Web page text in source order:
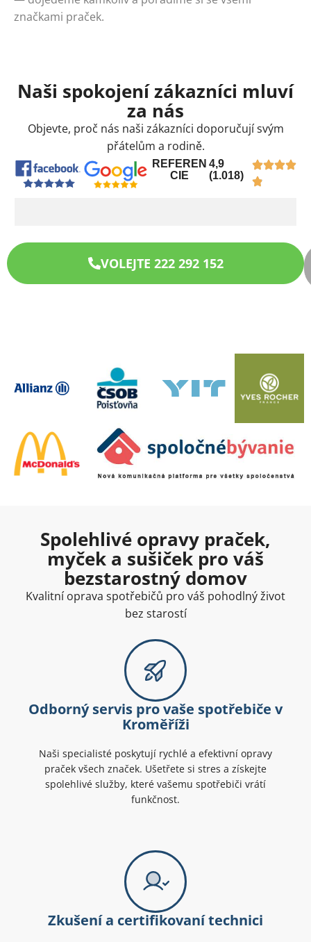
značkami praček.
Naši spokojení zákazníci mluví
za nás
Objevte, proč nás naši zákazníci doporučují svým
přátelům a rodině.
REFEREN
CIE
4,9
(1.018)
VOLEJTE 222 292 152
Spolehlivé opravy praček,
myček a sušiček pro váš
bezstarostný domov
Kvalitní oprava spotřebičů pro váš pohodlný život
bez starostí
Odborný servis pro vaše spotřebiče v
Kroměříži
Naši specialisté poskytují rychlé a efektivní opravy
praček všech značek. Ušetřete si stres a získejte
spolehlivé služby, které vašemu spotřebiči vrátí
funkčnost.
Zkušení a certifikovaní technici